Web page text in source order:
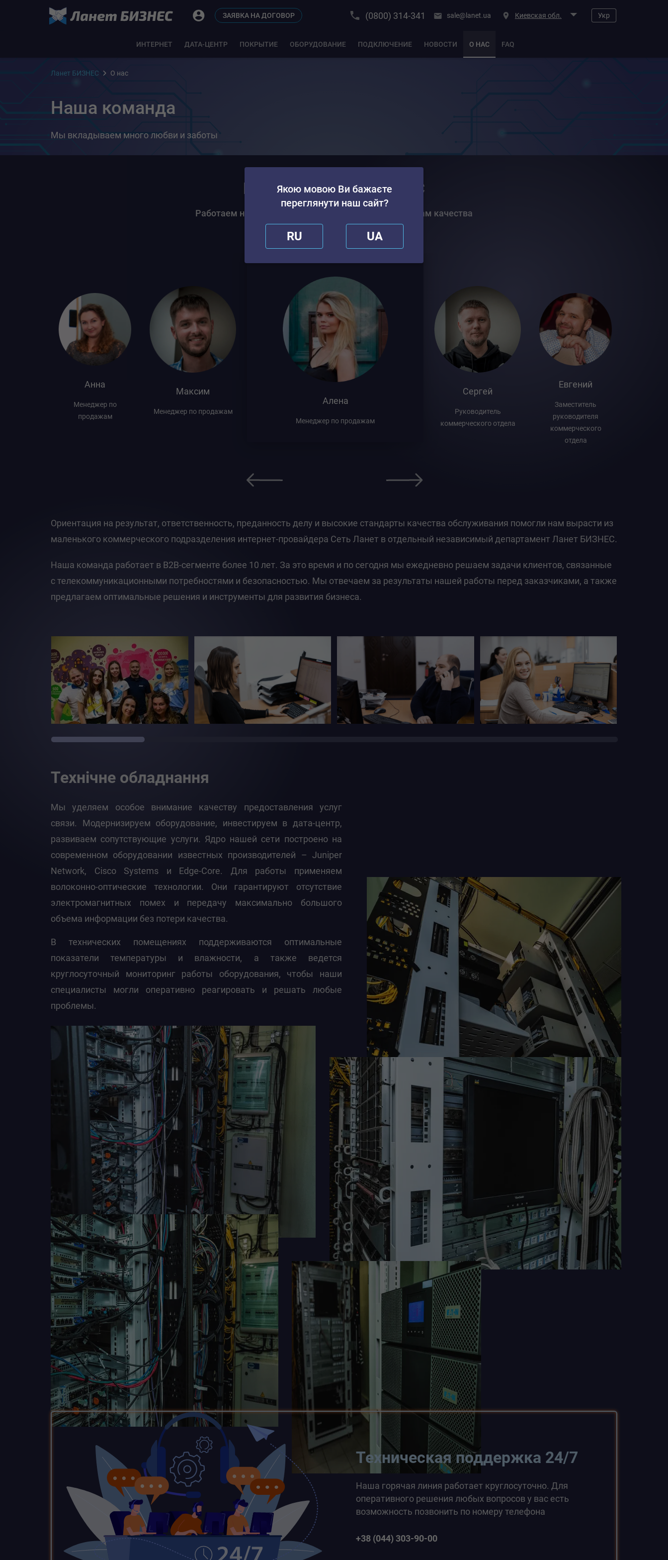
Якою мовою Ви бажаєте
переглянути наш сайт?
RU UA
ЗАЯВКА НА ДОГОВОР (0800) 314-341 sale@lanet.ua Киевская обл. Укр
ИНТЕРНЕТ ДАТА-ЦЕНТР ПОКРЫТИЕ ОБОРУДОВАНИЕ ПОДКЛЮЧЕНИЕ НОВОСТИ О НАС FAQ
Ланет БИЗНЕС О нас
Наша команда
Мы вкладываем много любви и заботы
Команда Ланет БИЗНЕС
Работаем на результат и следуем высоким стандартам качества
обслуживания
Максим
Менеджер по
продажам
Алена
Менеджер по продажам
Сергей
Руководитель коммерческого отдела
Евгений
Заместитель
руководителя
Алексей
Технический
консультант
абонентской группы
Ориентация на результат, ответственность, преданность делу и высокие стандарты качества обслуживания помогли нам вырасти из
маленького коммерческого подразделения интернет-провайдера Сеть Ланет в отдельный независимый департамент Ланет БИЗНЕС.
Наша команда работает в B2B-сегменте более 10 лет. За это время и по сегодня мы ежедневно решаем задачи клиентов, связанные
с телекоммуникационными потребностями и безопасностью. Мы отвечаем за результаты нашей работы перед заказчиками, а также
предлагаем оптимальные решения и инструменты для развития бизнеса.
Технічне обладнання
Мы уделяем особое внимание качеству предоставления услуг
связи. Модернизируем оборудование, инвестируем в дата-центр,
развиваем сопутствующие услуги. Ядро нашей сети построено на
современном оборудовании известных производителей – Juniper
Network, Cisco Systems и Edge-Core. Для работы применяем
волоконно-оптические технологии. Они гарантируют отсутствие
электромагнитных помех и передачу максимально большого
объема информации без потери качества.
В технических помещениях поддерживаются оптимальные
показатели температуры и влажности, а также ведется
круглосуточный мониторинг работы оборудования, чтобы наши
специалисты могли оперативно реагировать и решать любые
проблемы.
Техническая поддержка 24/7
Наша горячая линия работает круглосуточно. Для
оперативного решения любых вопросов у вас есть
возможность позвонить по номеру телефона
+38 (044) 303-90-00